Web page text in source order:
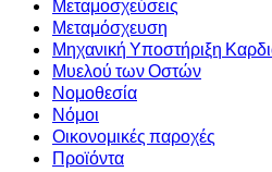
Μεταμοσχεύσεις
Μεταμόσχευση
Μηχανική Υποστήριξη
Μυελού των Οστών
Νομοθεσία
Νόμοι
Οικονομικές παροχές
Προϊόντα